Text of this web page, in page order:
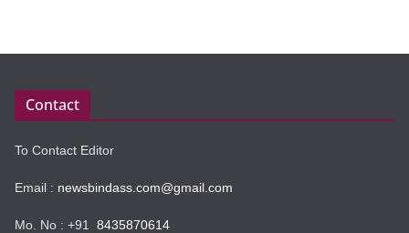
Contact
To Contact Editor
Email : newsbindass.com@gmail.com
Mo. No : +91 8435870614